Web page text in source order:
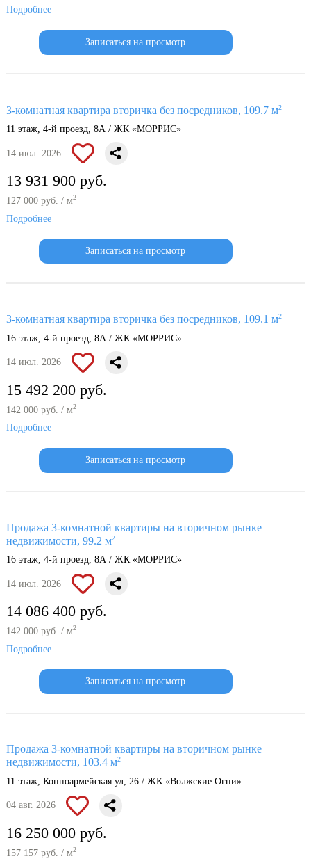
Подробнее
Записаться на просмотр
3-комнатная квартира вторичка без посредников, 109.7 м2
11 этаж, 4-й проезд, 8А / ЖК «МОРРИС»
14 июл. 2026
13 931 900 руб.
127 000 руб. / м2
Подробнее
Записаться на просмотр
3-комнатная квартира вторичка без посредников, 109.1 м2
16 этаж, 4-й проезд, 8А / ЖК «МОРРИС»
14 июл. 2026
15 492 200 руб.
142 000 руб. / м2
Подробнее
Записаться на просмотр
Продажа 3-комнатной квартиры на вторичном рынке
недвижимости, 99.2 м2
16 этаж, 4-й проезд, 8А / ЖК «МОРРИС»
14 июл. 2026
14 086 400 руб.
142 000 руб. / м2
Подробнее
Записаться на просмотр
Продажа 3-комнатной квартиры на вторичном рынке
недвижимости, 103.4 м2
11 этаж, Конноармейская ул, 26 / ЖК «Волжские Огни»
04 авг. 2026
16 250 000 руб.
157 157 руб. / м2